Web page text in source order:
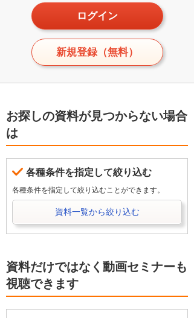
ログイン
新規登録（無料）
お探しの資料が見つからない場合
は
各種条件を指定して絞り込む
各種条件を指定して絞り込むことができます。
資料一覧から絞り込む
資料だけではなく動画セミナーも
視聴できます